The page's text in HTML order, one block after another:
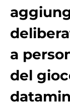
a
del